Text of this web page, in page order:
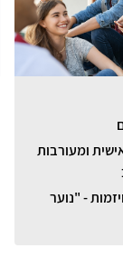
ומעורבות
- "נוער